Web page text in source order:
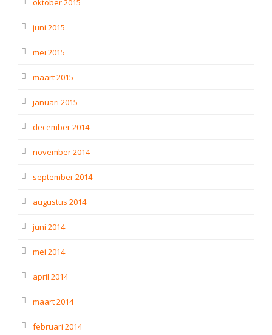
oktober 2015
juni 2015
mei 2015
maart 2015
januari 2015
december 2014
november 2014
september 2014
augustus 2014
juni 2014
mei 2014
april 2014
maart 2014
februari 2014